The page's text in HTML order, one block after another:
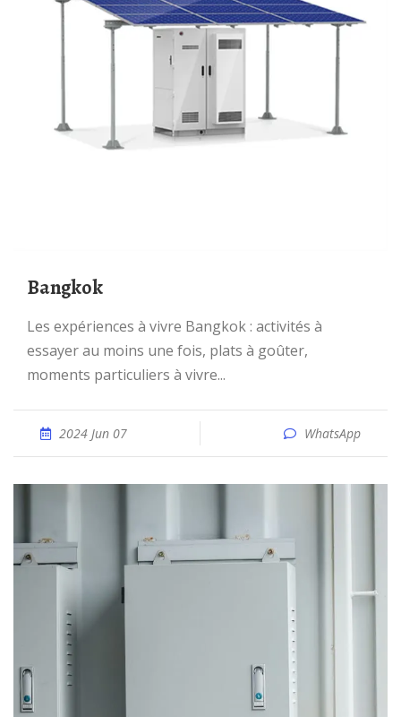
Bangkok
Les expériences à vivre Bangkok : activités à
essayer au moins une fois, plats à goûter,
moments particuliers à vivre...
2024 Jun 07 WhatsApp